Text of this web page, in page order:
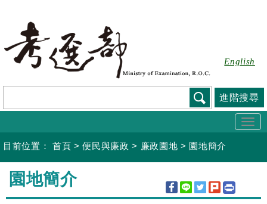
要
容
English
進階搜尋
目前位置： 首頁 >便民與廉政 > 廉政園地 > 園地簡介
:::
園地簡介